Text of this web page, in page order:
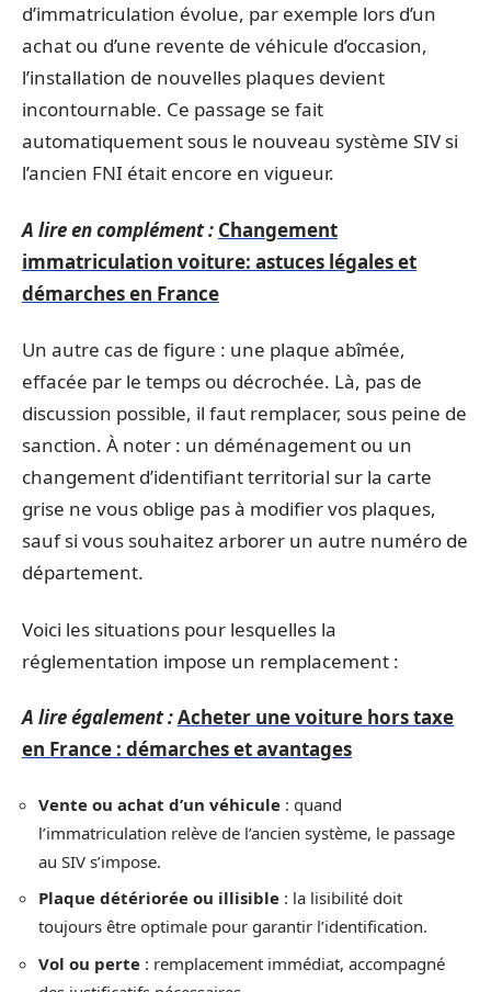
d’immatriculation évolue, par exemple lors d’un
achat ou d’une revente de véhicule d’occasion,
l’installation de nouvelles plaques devient
incontournable. Ce passage se fait
automatiquement sous le nouveau système SIV si
l’ancien FNI était encore en vigueur.
A lire en complément : Changement
immatriculation voiture: astuces légales et
démarches en France
Un autre cas de figure : une plaque abîmée,
effacée par le temps ou décrochée. Là, pas de
discussion possible, il faut remplacer, sous peine de
sanction. À noter : un déménagement ou un
changement d’identifiant territorial sur la carte
grise ne vous oblige pas à modifier vos plaques,
sauf si vous souhaitez arborer un autre numéro de
département.
Voici les situations pour lesquelles la
réglementation impose un remplacement :
A lire également :Acheter une voiture hors taxe
en France : démarches et avantages
Vente ou achat d’un véhicule : quand
l’immatriculation relève de l’ancien système, le passage
au SIV s’impose.
Plaque détériorée ou illisible : la lisibilité doit
toujours être optimale pour garantir l’identification.
Vol ou perte : remplacement immédiat, accompagné